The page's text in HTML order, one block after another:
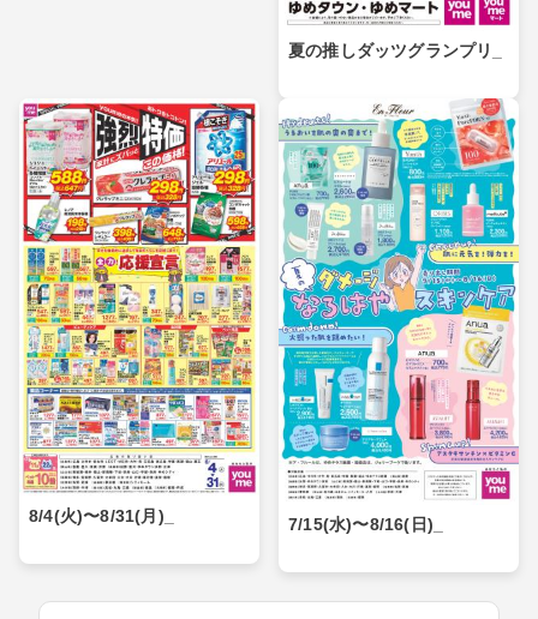
夏の推しダッツグランプリ_
8/4(火)〜8/31(月)_ 7/15(水)〜8/16(日)_